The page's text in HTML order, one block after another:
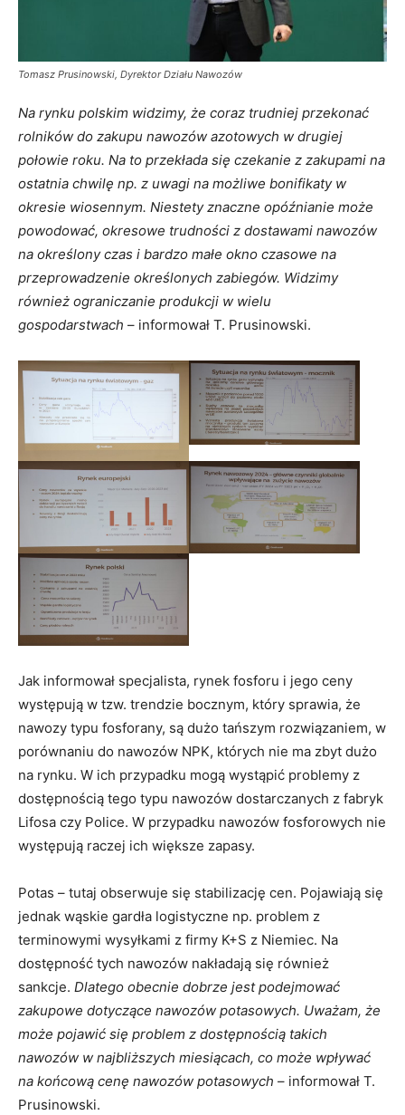
Tomasz Prusinowski, Dyrektor Działu Nawozów
Na rynku polskim widzimy, że coraz trudniej przekonać
rolników do zakupu nawozów azotowych w drugiej
połowie roku. Na to przekłada się czekanie z zakupami na
ostatnia chwilę np. z uwagi na możliwe bonifikaty w
okresie wiosennym. Niestety znaczne opóźnianie może
powodować, okresowe trudności z dostawami nawozów
na określony czas i bardzo małe okno czasowe na
przeprowadzenie określonych zabiegów. Widzimy
również ograniczanie produkcji w wielu
gospodarstwach – informował T. Prusinowski.
Jak informował specjalista, rynek fosforu i jego ceny
występują w tzw. trendzie bocznym, który sprawia, że
nawozy typu fosforany, są dużo tańszym rozwiązaniem, w
porównaniu do nawozów NPK, których nie ma zbyt dużo
na rynku. W ich przypadku mogą wystąpić problemy z
dostępnością tego typu nawozów dostarczanych z fabryk
Lifosa czy Police. W przypadku nawozów fosforowych nie
występują raczej ich większe zapasy.
Potas – tutaj obserwuje się stabilizację cen. Pojawiają się
jednak wąskie gardła logistyczne np. problem z
terminowymi wysyłkami z firmy K+S z Niemiec. Na
dostępność tych nawozów nakładają się również
sankcje. Dlatego obecnie dobrze jest podejmować
zakupowe dotyczące nawozów potasowych. Uważam, że
może pojawić się problem z dostępnością takich
nawozów w najbliższych miesiącach, co może wpływać
na końcową cenę nawozów potasowych – informował T.
Prusinowski.